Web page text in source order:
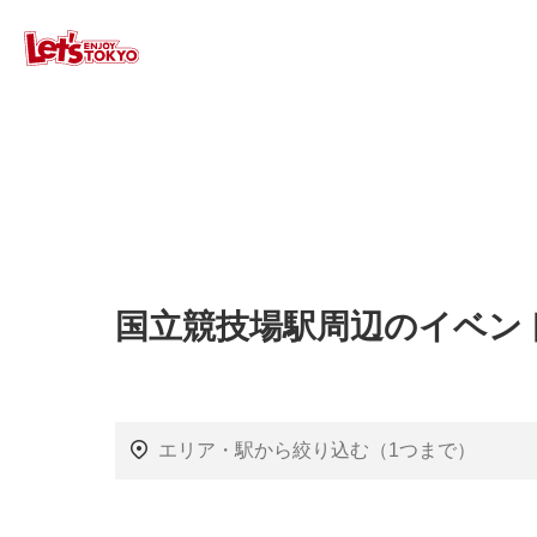
国立競技場駅周辺のイベン